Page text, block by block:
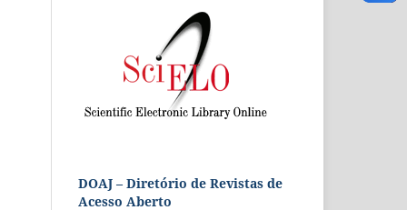
DOAJ – Diretório de Revistas de
Acesso Aberto